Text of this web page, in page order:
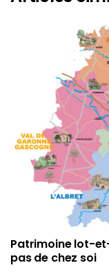
Patrimoine lot-
pas de chez soi